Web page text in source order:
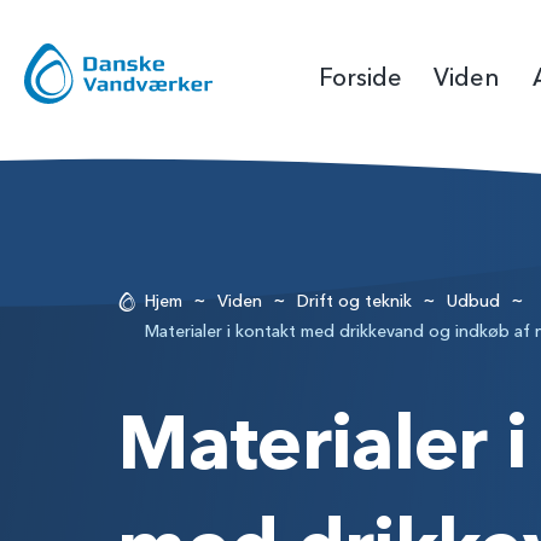
Forside Viden
Hjem ~ Viden ~ Drift og teknik ~ Udbud ~
Materialer i kontakt med drikkevand og indkøb af
Materialer